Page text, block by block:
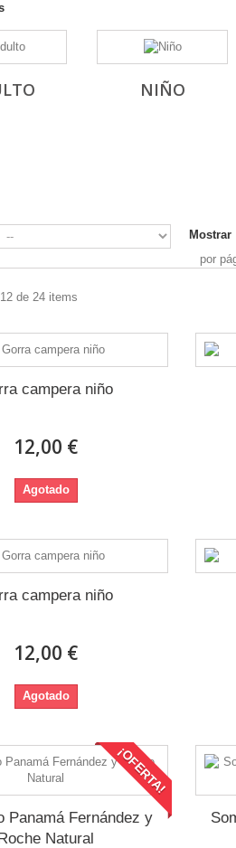
NIÑO
Mostrar
por
de 24 items
campera niño
12,00 €
Agotado
campera niño
12,00 €
Agotado
¡OFERTA!
Panamá Fernández y
Natural